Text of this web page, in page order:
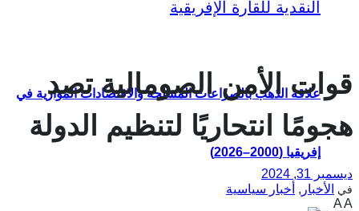
علاقة الذهب بالصراعات المسلحة والاقتصادات الموازية في
إفريقيا (2000–2026)
قوات الأمن الصومالية تصد
هجومًا انتحاريًا لتنظيم الدولة
ديسمبر 31, 2024
في الأخبار , أخبار سياسية
AA